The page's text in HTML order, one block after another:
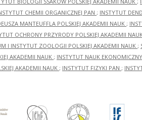
CHEMII ORGANICZNEJ PAN ; INSTYTUT
MANTEUFFLA POLSKIEJ AKADEMII NAUK ;
OCHRONY PRZYRODY POLSKIEJ AKADEMII
I INSTYTUT ZOOLOGII POLSKIEJ AKADEMII NAUK ;
AKADEMII NAUK ; INSTYTUT NAUK
AKADEMII NAUK ; INSTYTUT FIZYKI PAN ;